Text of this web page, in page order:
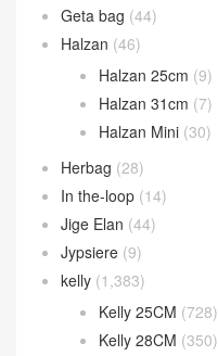
Geta bag (44)
Halzan (46)
Halzan 25cm (9)
Halzan 31cm (7)
Halzan Mini (30)
Herbag (28)
In the-loop (14)
Jige Elan (44)
Jypsiere (9)
kelly (1,383)
Kelly 25CM (728)
Kelly 28CM (350)